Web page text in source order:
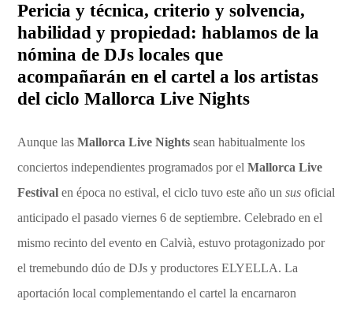
Pericia y técnica, criterio y solvencia,
habilidad y propiedad: hablamos de la
nómina de DJs locales que
acompañarán en el cartel a los artistas
del ciclo Mallorca Live Nights
Aunque lasMallorca Live Nightssean habitualmente los
conciertos independientes programados por elMallorca Live
Festivalen época no estival, el ciclo tuvo este año unsusoficial
anticipado el pasado viernes 6 de septiembre. Celebrado en el
mismo recinto del evento en Calvià, estuvo protagonizado por
el tremebundo dúo de DJs y productores ELYELLA. La
aportación local complementando el cartel la encarnaron